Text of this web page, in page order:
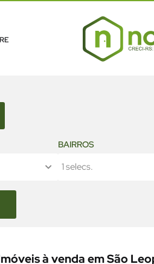
BAIRROS
1 selecs.
à venda em São